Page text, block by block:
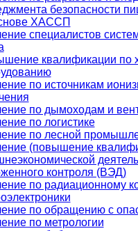
безопасности
ХАССП
специалистов
квалификации по
по источникам
по дымоходам и
по логистике
по лесной
(повышение
контроля (ВЭД)
по радиационному
по обращению с
по метрологии